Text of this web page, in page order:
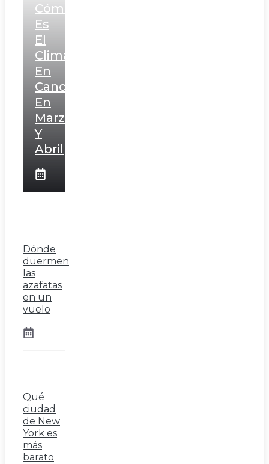
Cómo
Es
El
Clima
En
Cancún
En
Marzo
Y
Abril
Dónde
duermen
las
azafatas
en un
vuelo
Qué
ciudad
de New
York es
más
barato